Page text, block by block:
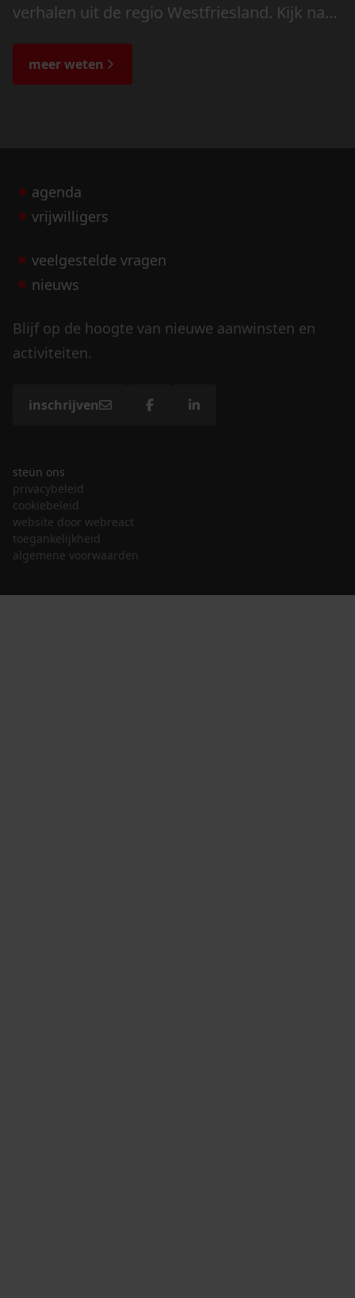
verhalen uit de regio Westfriesland. Kijk naar
de bijzondere verhalen.
meer weten
agenda
vrijwilligers
veelgestelde vragen
nieuws
Blijf op de hoogte van nieuwe aanwinsten en
activiteiten.
inschrijven
steun ons
privacybeleid
cookiebeleid
website door webreact
toegankelijkheid
algemene voorwaarden